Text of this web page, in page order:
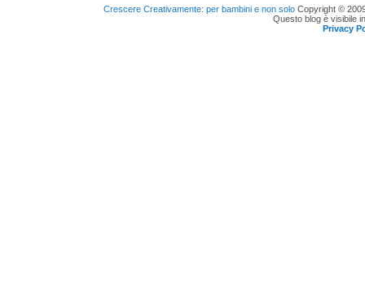
Crescere Creativamente: per bambini e non solo Copyright ©
Questo blog è visibile
Privacy